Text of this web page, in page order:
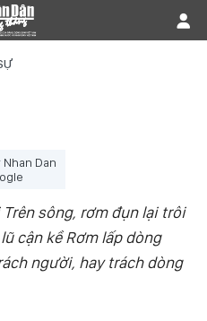
Nhan Dan
sông, rơm đụn lại trôi
cận kề Rơm lấp dòng
người, hay trách dòng